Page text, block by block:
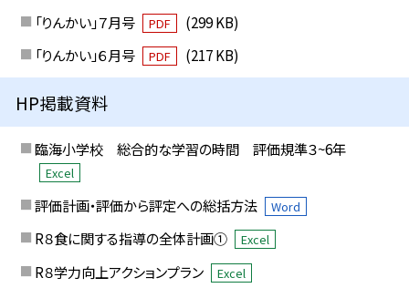
「りんかい」７月号
PDF
(299 KB)
「りんかい」６月号
PDF (217 KB)
HP掲載資料
臨海小学校 総合的な学習の時間 評価規準３~6年
Excel
評価計画・評価から評定への総括方法 Word
R８食に関する指導の全体計画① Excel
R８学力向上アクションプラン Excel